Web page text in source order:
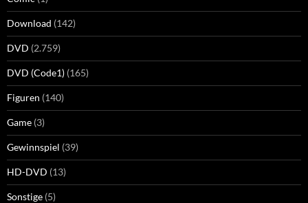
Download (142)
DVD (2.759)
DVD (Code1) (165)
Figuren (140)
Game (3)
Gewinnspiel (39)
HD-DVD (13)
Sonstige (5)